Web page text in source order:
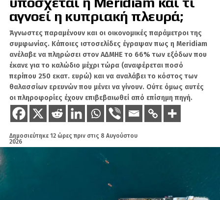
Η Τουρκία καταργεί την πολυτέλεια της
καθυστέρησης.
Η Άγκυρα κατασκευάζει την τουρκική
περίμετρο στη θάλασσα. Η Γαλάζια Πατρίδα –
Mavi Vatan – δίνει τον χάρτη. Τα ναυπηγεία
δίνουν τη μάζα. Τα μη επανδρωμένα
αεροπλανοφόρα, τα υποβρύχια, οι φρεγάτες,
τα σχεδιαζόμενα αντιτορπιλικά και οι πύραυλοι
δίνουν τη σκληρή ισχύ. Τα λιμάνια, οι ασκήσεις
εμβέλεια. Το τόξο εκτείνεται από το Αιγαίο και
την Κύπρο μέσω της Λιβύης και της Ερυθράς
Θάλασσας, από τον Βόσπορο μέχρι το Κέρας
περικύκλωση μέσω πρόσβασης.
αγνοεί η κυπριακή πλευρά;
Άγνωστες παραμένουν και οι οικονομικές παράμετροι της
συμφωνίας. Κάποιες ιστοσελίδες έγραψαν πως η Meridiam
ανέλαβε να πληρώσει στον ΑΔΜΗΕ το 66% των εξόδων που
έκανε για το καλώδιο μέχρι τώρα (αναφέρεται ποσό
περίπου 250 εκατ. ευρώ) και να αναλάβει το κόστος των
θαλασσίων ερευνών που μένει να γίνουν. Ούτε όμως αυτές
οι πληροφορίες έχουν επιβεβαιωθεί από επίσημη πηγή.
Δημοσιεύτηκε 12 ώρες πριν στις 8 Αυγούστου
2026